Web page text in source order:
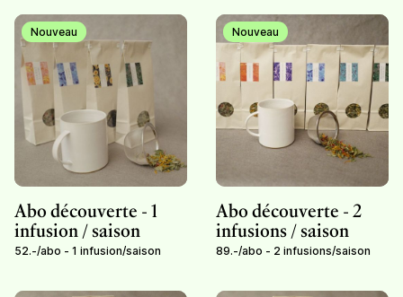
Nouveau
Abo découverte - 1
infusion / saison
abo - 1 infusion/saison
/
52.-
Nouveau
Abo découverte - 2
infusions / saison
abo - 2 infusions/saison
/
89.-